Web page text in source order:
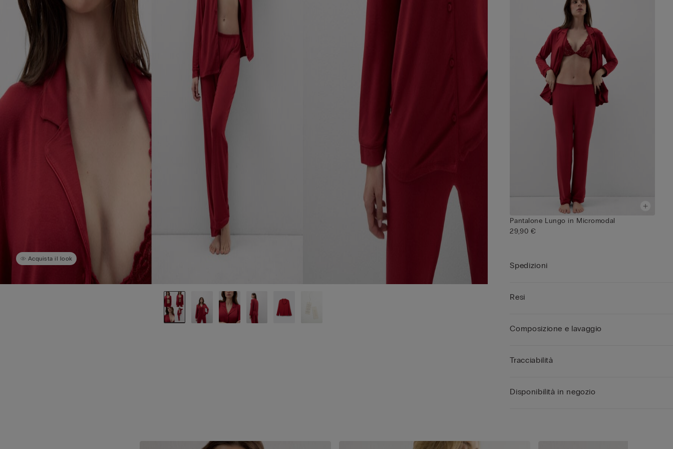
Acquista il look
Pantalone Lungo in Micromodal
29,90 €
Spedizioni
Resi
Composizione e lavaggio
Tracciabilità
Disponibilità in negozio